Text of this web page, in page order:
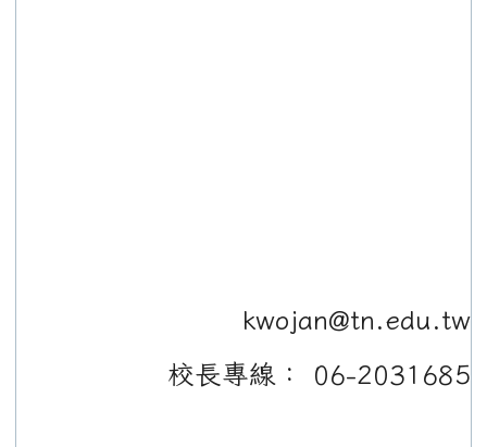
kwojan@tn.edu.tw
校長專線： 06-2031685